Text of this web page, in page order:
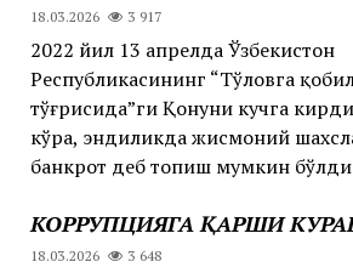
18.03.2026 3 917
2022 йил 13 апрелда Ўзбекистон
Республикасининг “Тўловга
тўғрисида”ги Қонуни кучга
кўра, эндиликда жисмоний
банкрот деб топиш мумкин
КОРРУПЦИЯГА ҚАРШИ
18.03.2026 3 648